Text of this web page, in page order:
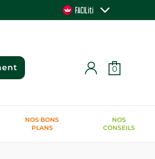
0
NOS BONS
PLANS
NOS
CONSEILS